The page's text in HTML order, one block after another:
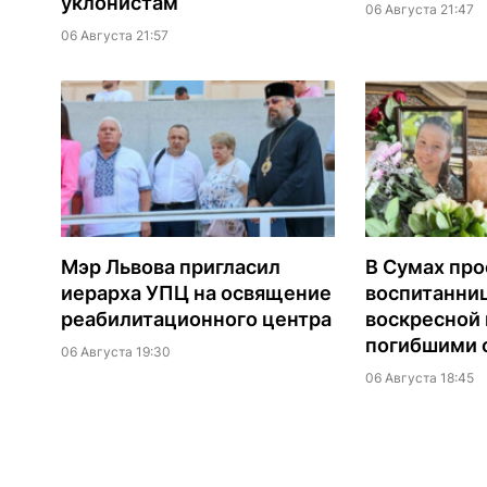
06 Августа 21:57
06 Августа 21:47
Мэр Львова пригласил
иерарха УПЦ на освящение
реабилитационного центра
06 Августа 19:30
В Сумах
погибшими
06 Августа 18:45